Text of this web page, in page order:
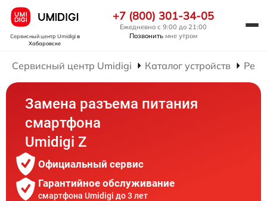
Сервисный центр Umidigiв
Хабаровске
+7 (800) 301-34-05
Ежедневно с 9:00 до 21:00
Позвонить мне утром
Сервисный центр Umidigi Каталог устройств
Замена разъема питания
смартфона
Umidigi Z
Официальный сервис
Гарантийное обслуживание
смартфона Umidigi до 3 лет